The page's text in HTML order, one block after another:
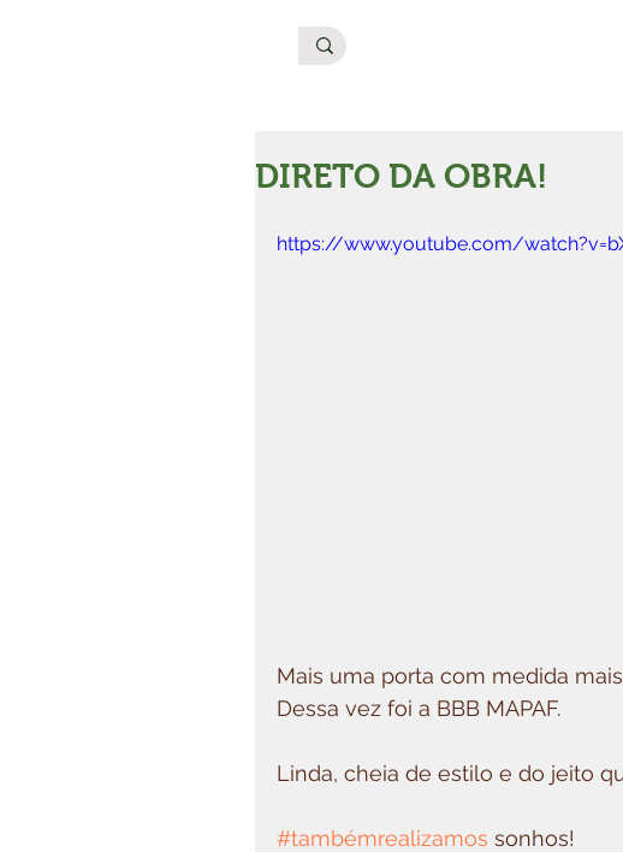
DIRETO DA OBRA!
https://www.youtube.com/
Mais uma porta com medida
Dessa vez foi a BBB MAPAF.
Linda, cheia de estilo e do jeito
#tambémrealizamos sonhos!